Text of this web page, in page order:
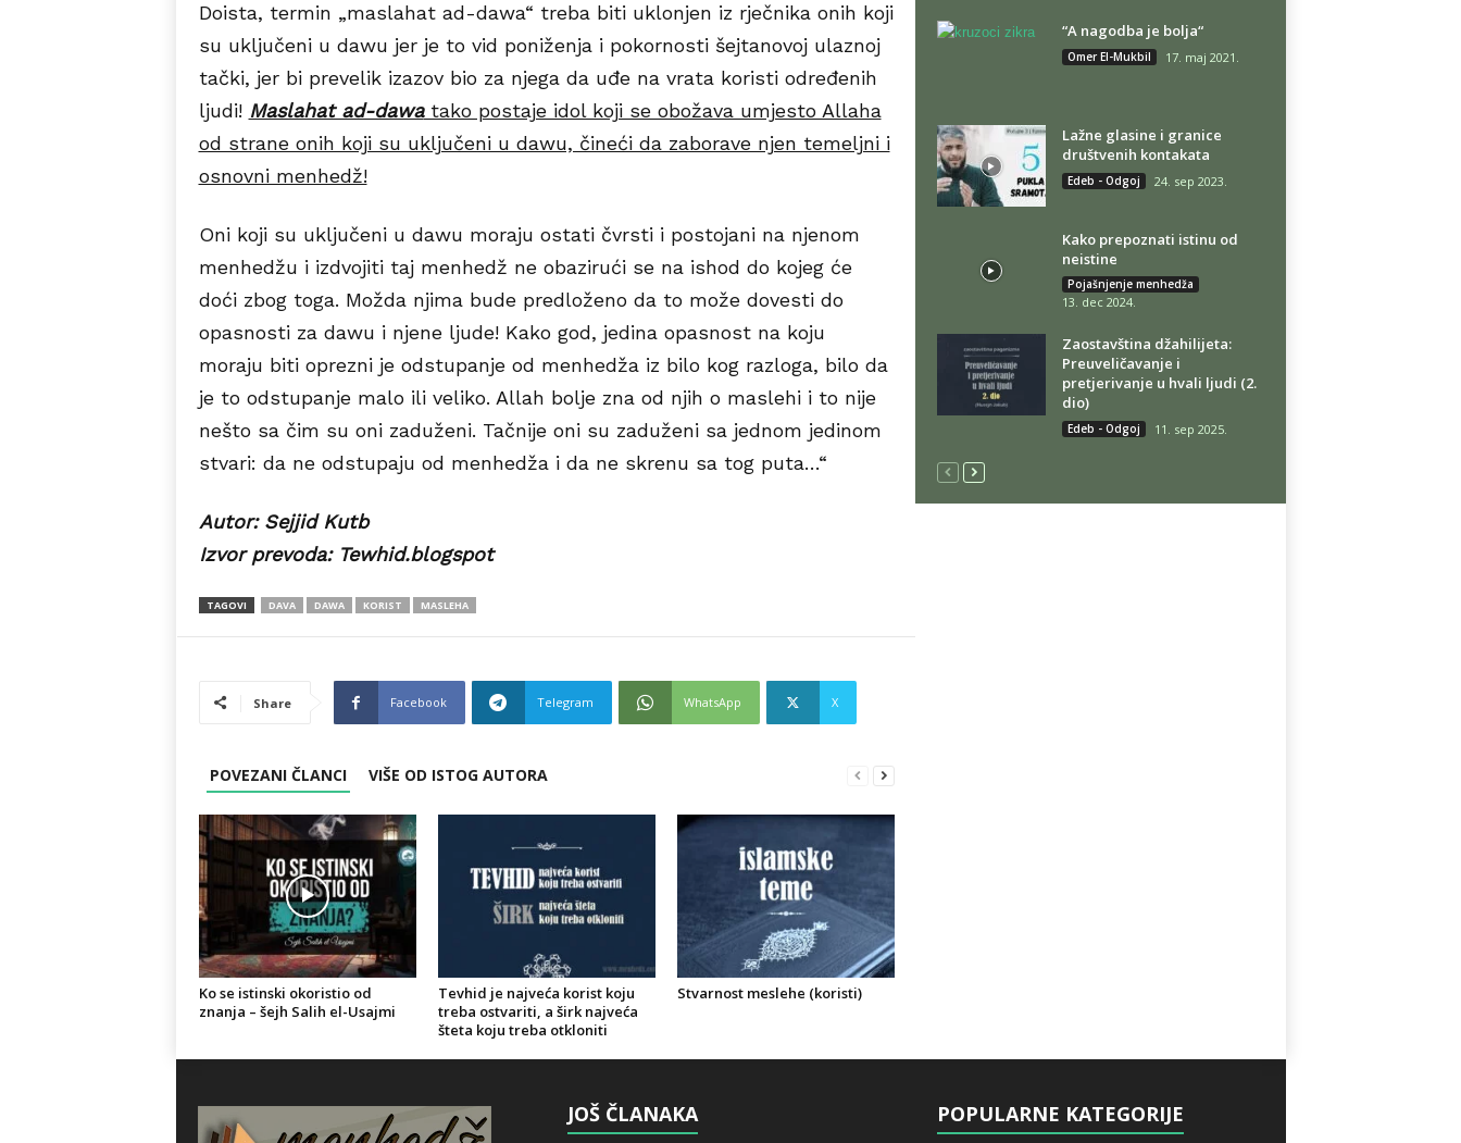
Doista, termin „maslahat ad-dawa“ treba biti uklonjen iz rječnika onih koji
su uključeni u dawu jer je to vid poniženja i pokornosti šejtanovoj ulaznoj
tački, jer bi prevelik izazov bio za njega da uđe na vrata koristi određenih
ljudi! Maslahat ad-dawatako postaje idol koji se obožava umjesto Allaha
od strane onih koji su uključeni u dawu, čineći da zaborave njen temeljni i
osnovni menhedž!
Oni koji su uključeni u dawu moraju ostati čvrsti i postojani na njenom
menhedžu i izdvojiti taj menhedž ne obazirući se na ishod do kojeg će
doći zbog toga. Možda njima bude predloženo da to može dovesti do
opasnosti za dawu i njene ljude! Kako god, jedina opasnost na koju
moraju biti oprezni je odstupanje od menhedža iz bilo kog razloga, bilo da
je to odstupanje malo ili veliko. Allah bolje zna od njih o maslehi i to nije
nešto sa čim su oni zaduženi. Tačnije oni su zaduženi sa jednom jedinom
stvari: da ne odstupaju od menhedža i da ne skrenu sa tog puta…“
Autor: Sejjid Kutb
Izvor prevoda: Tewhid.blogspot
TAGOVI DAVA DAWA KORIST MASLEHA
Share Facebook Telegram WhatsApp X
POVEZANI ČLANCI VIŠE OD ISTOG AUTORA
Ko se istinski okoristio od
znanja – šejh Salih el-Usajmi
Tevhid je najveća korist koju
treba ostvariti, a širk najveća
šteta koju treba otkloniti
Stvarnost meslehe (koristi)
“A nagodba je bolja“
Omer El-Mukbil 17. maj 2021.
Lažne glasine i granice
društvenih kontakata
Edeb - Odgoj 24. sep 2023.
Kako prepoznati istinu od
neistine
Pojašnjenje menhedža
13. dec 2024.
Zaostavština džahilijeta:
Preuveličavanje i
pretjerivanje u hvali ljudi (2.
dio)
Edeb - Odgoj 11. sep 2025.
JOŠ ČLANAKA POPULARNE KATEGORIJE